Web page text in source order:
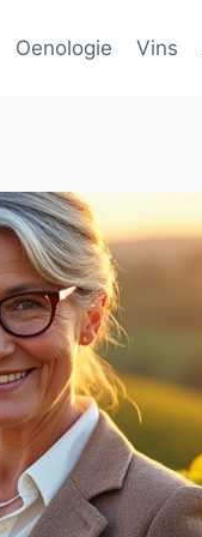
Oenologie Vins